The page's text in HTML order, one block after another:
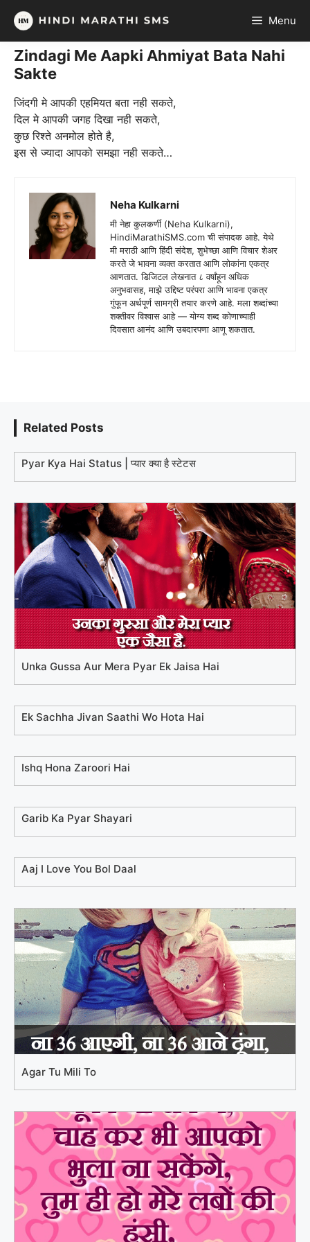
Skip
content
Menu
Zindagi Me Aapki Ahmiyat Bata Nahi
Sakte
जिंदगी मे आपकी एहमियत बता नही सकते,
दिल मे आपकी जगह दिखा नही सकते,
कुछ रिश्ते अनमोल होते है,
इस से ज्यादा आपको समझा नही सकते…
Neha Kulkarni
मी नेहा कुलकर्णी (Neha Kulkarni),
HindiMarathiSMS.com ची संपादक आहे. येथे
मी मराठी आणि हिंदी संदेश, शुभेच्छा आणि विचार शेअर
करते जे भावना व्यक्त करतात आणि लोकांना एकत्र
आणतात. डिजिटल लेखनात ८ वर्षांहून अधिक
अनुभवासह, माझे उद्दिष्ट परंपरा आणि भावना एकत्र
गुंफून अर्थपूर्ण सामग्री तयार करणे आहे. मला शब्दांच्या
शक्तीवर विश्वास आहे — योग्य शब्द कोणाच्याही
दिवसात आनंद आणि उबदारपणा आणू शकतात.
Related Posts
Pyar Kya Hai Status | प्यार क्या है स्टेटस
Unka Gussa Aur Mera Pyar Ek Jaisa Hai
Ek Sachha Jivan Saathi Wo Hota Hai
Ishq Hona Zaroori Hai
Garib Ka Pyar Shayari
Aaj I Love You Bol Daal
Agar Tu Mili To